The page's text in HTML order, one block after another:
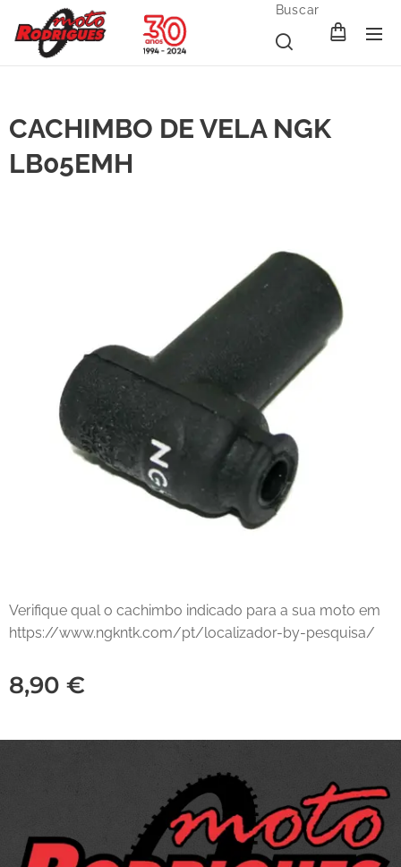
Buscar
CACHIMBO DE VELA NGK
LB05EMH
Verifique qual o cachimbo indicado para a sua moto em
https://www.ngkntk.com/pt/localizador-by-pesquisa/
8,90 €